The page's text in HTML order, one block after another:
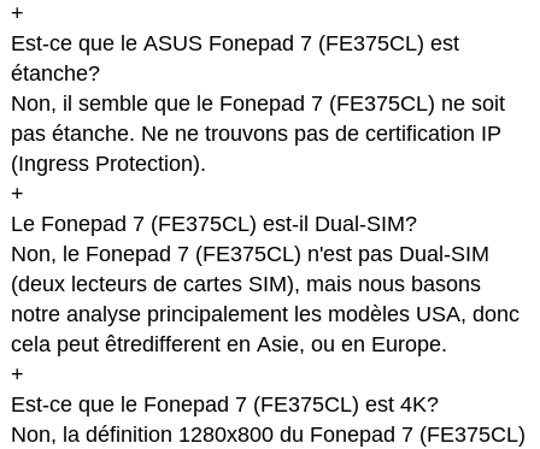
+
Est-ce que le ASUS Fonepad 7 (FE375CL) est
étanche?
Non, il semble que le Fonepad 7 (FE375CL) ne soit
pas étanche. Ne ne trouvons pas de certification IP
(Ingress Protection).
+
Le Fonepad 7 (FE375CL) est-il Dual-SIM?
Non, le Fonepad 7 (FE375CL) n'est pas Dual-SIM
(deux lecteurs de cartes SIM), mais nous basons
notre analyse principalement les modèles USA, donc
cela peut êtredifferent en Asie, ou en Europe.
+
Est-ce que le Fonepad 7 (FE375CL) est 4K?
Non, la définition 1280x800 du Fonepad 7 (FE375CL)